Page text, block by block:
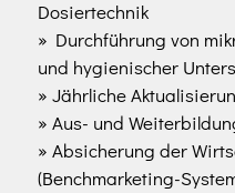
Dosiertechnik
» Durchführung von
und hygienischer
» Jährliche
» Aus- und
» Absicherung der
(Benchmarketing-